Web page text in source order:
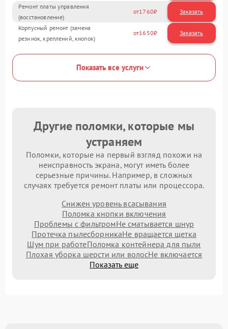
Ремонт платы управления
(восстановление)
1760
Корпусный ремонт (замена
резинок, креплений, кнопок)
1650
Показать все услуги
Другие поломки, которые мы
устраняем
Поломки, которые на первый взгляд похожи на
неисправность экрана, могут иметь более
серьезные причины. Например, в сложных
случаях требуется ремонт платы или процессора.
Снижен уровень всасывания
Поломка кнопки включения
Проблемы с фильтромНе сматывается шнур
Протечка пылесборникаНе вращается щетка
Шум при работеПоломка контейнера для пыли
Плохая уборка шерсти или волосНе включается
Показать еще